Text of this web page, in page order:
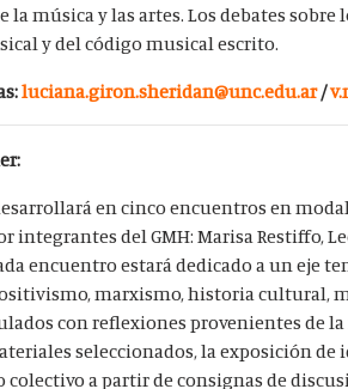
la música y las artes. Los debates
y del código musical escrito.
luciana.giron.sheridan@unc.edu.ar/
en cinco encuentros en
integrantes del GMH: Marisa Restiffo,
encuentro estará dedicado a un eje
marxismo, historia cultural,
con reflexiones provenientes de
seleccionados, la exposición
a partir de consignas de